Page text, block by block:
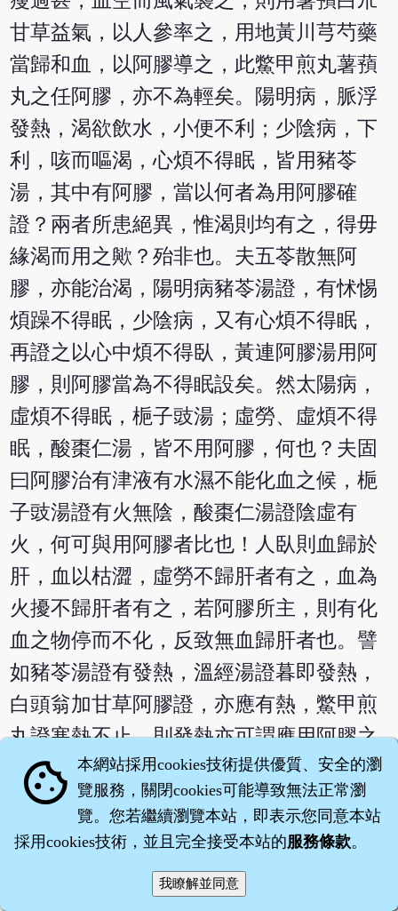
甘草益氣，以人參率之，用地黃川芎芍藥
當歸和血，以阿膠導之，此鱉甲煎丸薯蕷
丸之任阿膠，亦不為輕矣。陽明病，脈浮
發熱，渴欲飲水，小便不利；少陰病，下
利，咳而嘔渴，心煩不得眠，皆用豬苓
湯，其中有阿膠，當以何者為用阿膠確
證？兩者所患絕異，惟渴則均有之，得毋
緣渴而用之歟？殆非也。夫五苓散無阿
膠，亦能治渴，陽明病豬苓湯證，有怵惕
煩躁不得眠，少陰病，又有心煩不得眠，
再證之以心中煩不得臥，黃連阿膠湯用阿
膠，則阿膠當為不得眠設矣。然太陽病，
虛煩不得眠，梔子豉湯；虛勞、虛煩不得
眠，酸棗仁湯，皆不用阿膠，何也？夫固
曰阿膠治有津液有水濕不能化血之候，梔
子豉湯證有火無陰，酸棗仁湯證陰虛有
火，何可與用阿膠者比也！人臥則血歸於
肝，血以枯澀，虛勞不歸肝者有之，血為
火擾不歸肝者有之，若阿膠所主，則有化
血之物停而不化，反致無血歸肝者也。譬
如豬苓湯證有發熱，溫經湯證暮即發熱，
白頭翁加甘草阿膠證，亦應有熱，鱉甲煎
丸證寒熱不止，則發熱亦可謂應用阿膠之
證耶？溫經湯證，至唇口乾燥，且不言
渴；黃連阿膠湯證，至用芩連，亦不言
渴；炙甘草湯疊用滋補，并不言渴，渴者
cookie 本網站採用cookies技術提供優質、安全的瀏
覽服務，關閉cookies可能導致無法正常瀏
覽。您若繼續瀏覽本站，即表示您同意本站
採用cookies技術，並且完全接受本站的服務條款。